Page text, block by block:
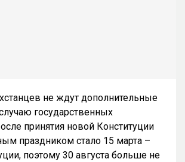
не ждут дополнительные
государственных
принятия новой Конституции
праздником стало 15 марта –
поэтому 30 августа больше не